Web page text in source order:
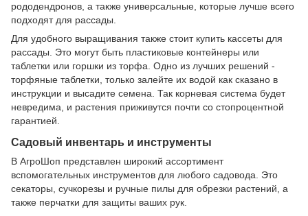
рододендронов, а также универсальные, которые лучше всего
подходят для рассады.
Для удобного выращивания также стоит купить кассеты для
рассады. Это могут быть пластиковые контейнеры или
таблетки или горшки из торфа. Одно из лучших решений -
торфяные таблетки, только залейте их водой как сказано в
инструкции и высадите семена. Так корневая система будет
невредима, и растения приживутся почти со стопроцентной
гарантией.
Садовый инвентарь и инструменты
В АгроШоп представлен широкий ассортимент
вспомогательных инструментов для любого садовода. Это
секаторы, сучкорезы и ручные пилы для обрезки растений, а
также перчатки для защиты ваших рук.